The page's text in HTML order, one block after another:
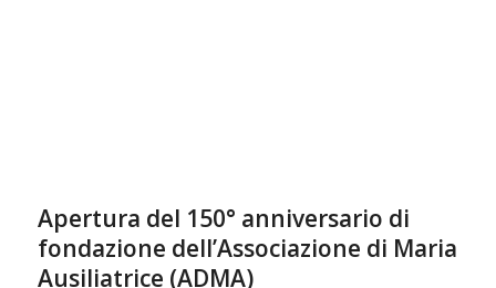
Apertura del 150° anniversario di
fondazione dell’Associazione di Maria
Ausiliatrice (ADMA)